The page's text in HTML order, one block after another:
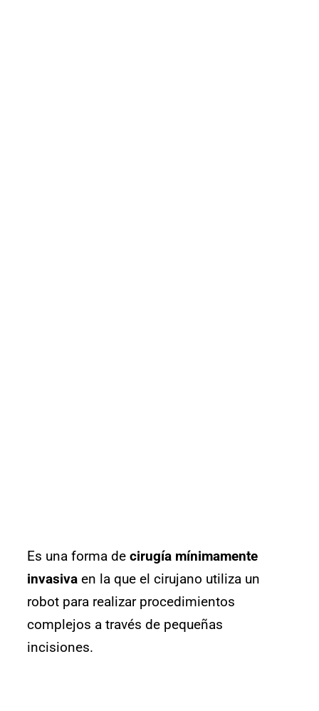
Es una forma de cirugía mínimamente
invasiva en la que el cirujano utiliza un
robot para realizar procedimientos
complejos a través de pequeñas
incisiones.